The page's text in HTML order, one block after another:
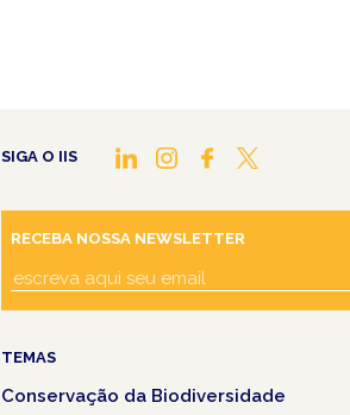
SIGA O IIS
RECEBA NOSSA NEWSLETTER
TEMAS
Conservação da Biodiversidade